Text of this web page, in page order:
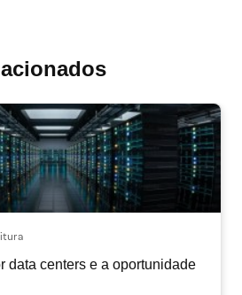
data centers e a oportunidade